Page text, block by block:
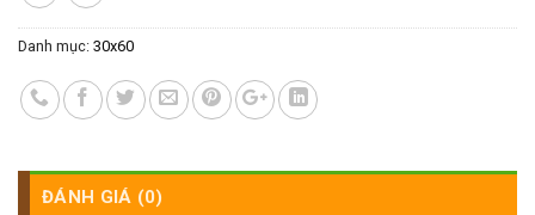
Danh mục: 30x60
ĐÁNH GIÁ (0)